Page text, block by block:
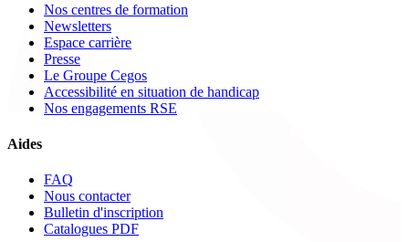
Nos centres de formation
Newsletters
Espace carrière
Presse
Le Groupe Cegos
Accessibilité en situation de handicap
Nos engagements RSE
Aides
FAQ
Nous contacter
Bulletin d'inscription
Catalogues PDF